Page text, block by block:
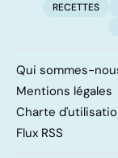
RECETTES
Qui sommes-
Mentions légales
Charte
Flux RSS